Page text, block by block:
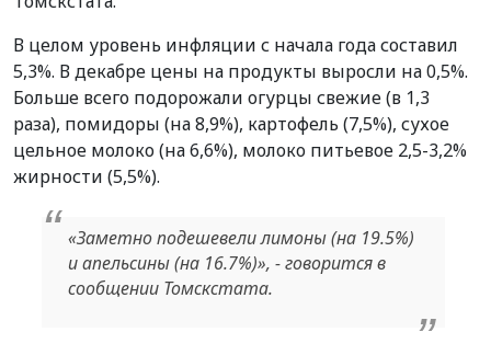
В целом уровень инфляции с начала года составил
5,3%. В декабре цены на продукты выросли на 0,5%.
Больше всего подорожали огурцы свежие (в 1,3
раза), помидоры (на 8,9%), картофель (7,5%), сухое
цельное молоко (на 6,6%), молоко питьевое 2,5-3,2%
жирности (5,5%).
«Заметно подешевели лимоны (на 19.5%)
и апельсины (на 16.7%)», - говорится в
сообщении Томскстата.